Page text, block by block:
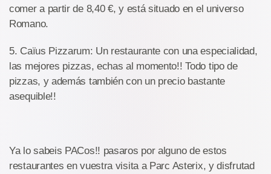
comer a partir de 8,40 €, y está situado en el universo
Romano.
5. Caïus Pizzarum: Un restaurante con una especialidad,
las mejores pizzas, echas al momento!! Todo tipo de
pizzas, y además también con un precio bastante
asequible!!
Ya lo sabeis PACos!! pasaros por alguno de estos
restaurantes en vuestra visita a Parc Asterix, y disfrutad